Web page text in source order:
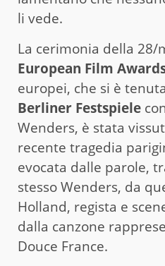
li vede.
La cerimonia della 28/
European Film
europei, che si è
Berliner Festspiele
Wenders, è stata
recente tragedia
evocata dalle parole,
stesso Wenders, da
Holland, regista e
dalla canzone
Douce France.